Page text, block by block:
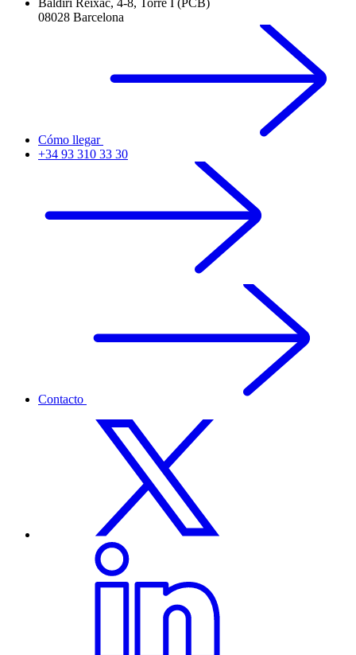
Baldiri Reixac, 4-8, Torre I (PCB)
08028 Barcelona
Cómo llegar
+34 93 310 33 30
Contacto